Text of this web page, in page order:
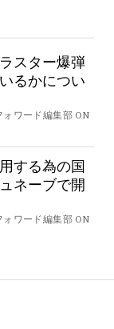
スター爆弾
るかについ
ワード編集部 ON
する為の国
ネーブで開
ワード編集部 ON